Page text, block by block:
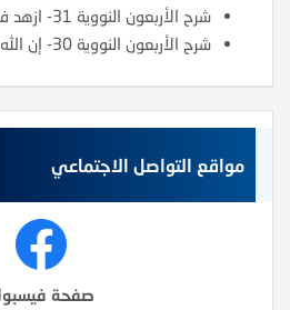
شرح الأربعون النووية 31- ازهد في الدنيا يحبك الله
شرح الأربعون النووية 30- إن الله فرض فرائض فلا تضيعوها
مواقع التواصل الاجتماعي
صفحة